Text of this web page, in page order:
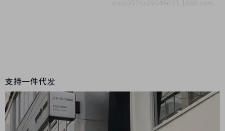
支持一件代发